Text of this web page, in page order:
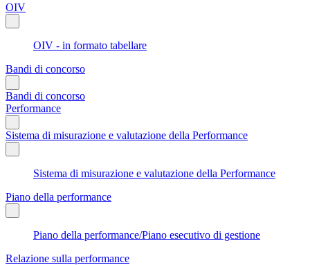
OIV
OIV - in formato tabellare
Bandi di concorso
Bandi di concorso
Performance
Sistema di misurazione e valutazione della Performance
Sistema di misurazione e valutazione della Performance
Piano della performance
Piano della performance/Piano esecutivo di gestione
Relazione sulla performance